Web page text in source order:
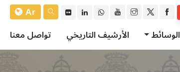
Ar
الوسائط الأرشيف التاريخي تواصل معنا